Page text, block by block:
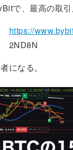
で、最高の取引
https://
2ND8N
になる。